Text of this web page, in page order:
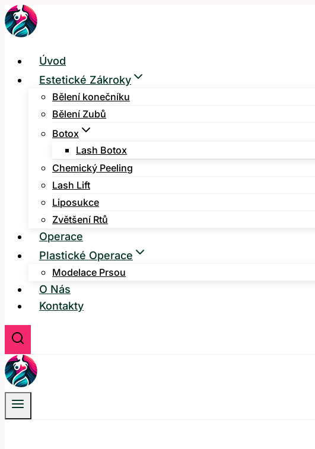
Přeskočit
na
Úvod
Estetické Zákroky
Bělení konečníku
Bělení Zubů
Botox
Lash Botox
Chemický Peeling
Lash Lift
Liposukce
Zvětšení Rtů
Operace
Plastické Operace
Modelace Prsou
O Nás
Kontakty